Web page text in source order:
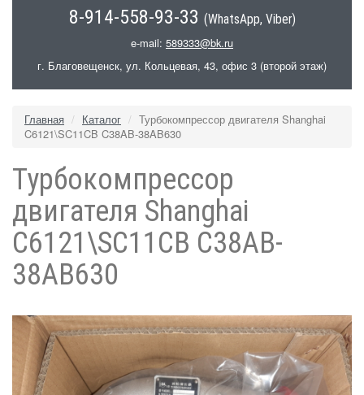
8-914-558-93-33 (WhatsApp, Viber)
e-mail: 589333@bk.ru
г. Благовещенск, ул. Кольцевая, 43, офис 3 (второй этаж)
Главная Каталог
Турбокомпрессор двигателя Shanghai
C6121\SC11CB C38AB-38AB630
Турбокомпрессор
двигателя Shanghai
C6121\SC11CB C38AB-
38AB630